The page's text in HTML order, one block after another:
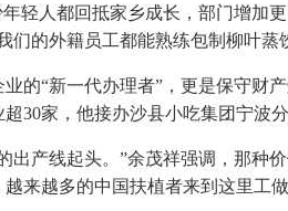
人都回抵家乡成长，部门增加
的外籍员工都能熟练包制柳叶蒸
“新一代办理者”，更是保守财
30家，他接办沙县小吃集团宁波
线起头。”余茂祥强调，那种
来越多的中国扶植者来到这里工